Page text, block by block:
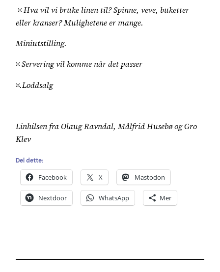
¤ Hva vil vi bruke linen til? Spinne, veve, buketter
eller kranser? Mulighetene er mange.
Miniutstilling.
¤ Servering vil komme når det passer
¤.Loddsalg
Linhilsen fra Olaug Ravndal, Målfrid Husebø og Gro
Klev
Del dette:
Facebook X Mastodon
Nextdoor WhatsApp Mer